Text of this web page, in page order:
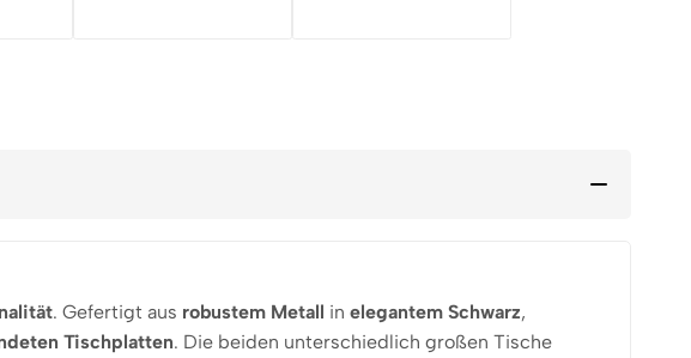
. Gefertigt aus robustem Metall in elegantem Schwarz,
Tischplatten. Die beiden unterschiedlich großen Tische